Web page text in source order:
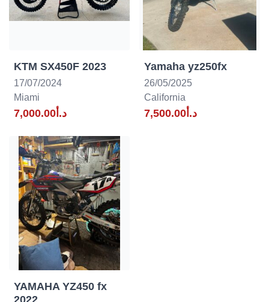
KTM SX450F 2023
17/07/2024
Miami
د.أ7,000.00
Yamaha yz250fx
26/05/2025
California
د.أ7,500.00
YAMAHA YZ450 fx
2022